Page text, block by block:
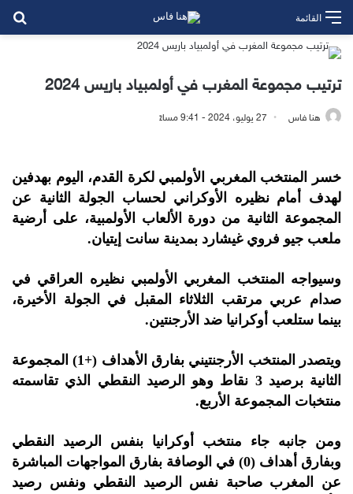
القائمة
ترتيب مجموعة المغرب في أولمبياد باريس 2024
هنا فاس 27 يوليو، 2024 - 9:41 مساءً
خسر المنتخب المغربي الأولمبي لكرة القدم، اليوم بهدفين
لهدف أمام نظيره الأوكراني لحساب الجولة الثانية عن
المجموعة الثانية من دورة الألعاب الأولمبية، على أرضية
ملعب جيو فروي غيشارد بمدينة سانت إيتيان.
وسيواجه المنتخب المغربي الأولمبي نظيره العراقي في
صدام عربي مرتقب الثلاثاء المقبل في الجولة الأخيرة،
بينما ستلعب أوكرانيا ضد الأرجنتين.
ويتصدر المنتخب الأرجنتيني بفارق الأهداف (+1) المجموعة
الثانية برصيد 3 نقاط وهو الرصيد النقطي الذي تقاسمته
منتخبات المجموعة الأربع.
ومن جانبه جاء منتخب أوكرانيا بنفس الرصيد النقطي
وبفارق أهداف (0) في الوصافة بفارق المواجهات المباشرة
عن المغرب صاحبة نفس الرصيد النقطي ونفس رصيد